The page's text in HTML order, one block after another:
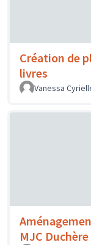
Création de
livres
Vanessa
MJC Duchère